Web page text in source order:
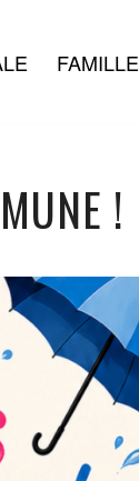
FAMILLE
!